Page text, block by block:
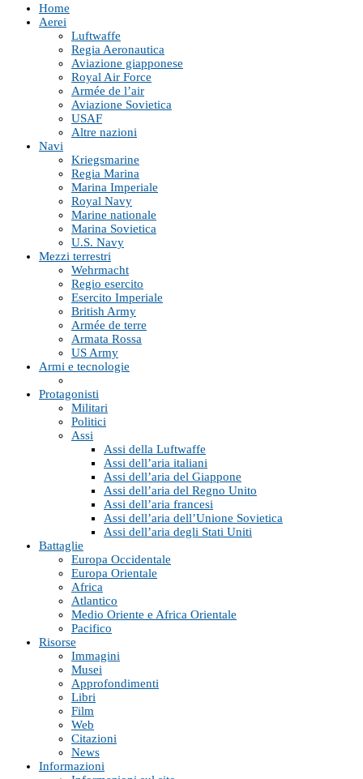
Home
Aerei
Luftwaffe
Regia Aeronautica
Aviazione giapponese
Royal Air Force
Armée de l’air
Aviazione Sovietica
USAF
Altre nazioni
Navi
Kriegsmarine
Regia Marina
Marina Imperiale
Royal Navy
Marine nationale
Marina Sovietica
U.S. Navy
Mezzi terrestri
Wehrmacht
Regio esercito
Esercito Imperiale
British Army
Armée de terre
Armata Rossa
US Army
Armi e tecnologie
Protagonisti
Militari
Politici
Assi
Assi della Luftwaffe
Assi dell’aria italiani
Assi dell’aria del Giappone
Assi dell’aria del Regno Unito
Assi dell’aria francesi
Assi dell’aria dell’Unione Sovietica
Assi dell’aria degli Stati Uniti
Battaglie
Europa Occidentale
Europa Orientale
Africa
Atlantico
Medio Oriente e Africa Orientale
Pacifico
Risorse
Immagini
Musei
Approfondimenti
Libri
Film
Web
Citazioni
News
Informazioni